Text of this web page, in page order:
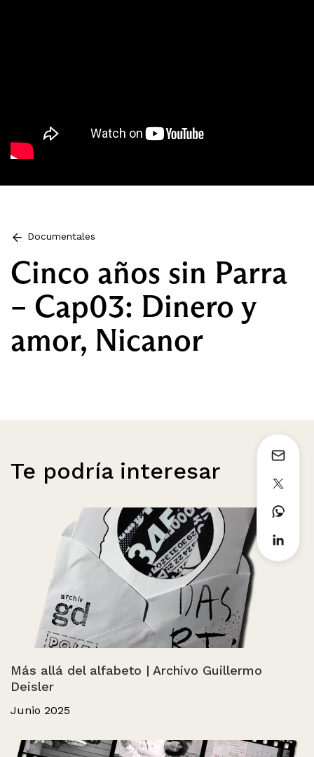
Documentales
Cinco años sin Parra
– Cap03: Dinero y
amor, Nicanor
Te podría interesar
Más allá del alfabeto | Archivo Guillermo
Deisler
Junio 2025